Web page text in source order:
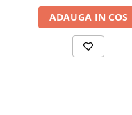
ADAUGA IN COS